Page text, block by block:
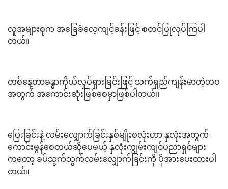
လူအများစုက အခြေခံလေ့ကျင့်ခန်းဖြင့် စတင်ပြုလုပ်ကြပါ
တယ်။
တစ်နေ့တာခန္ဓာကိုယ်လှုပ်ရှားခြင်းဖြင့် သက်ရှည်ကျန်းမာတဲ့ဘဝ
အတွက် အကောင်းဆုံးဖြစ်စေမှာဖြစ်ပါတယ်။
ပြေးခြင်းနဲ့ လမ်းလျှောက်ခြင်းနှစ်မျိုးစလုံးဟာ နှလုံးအတွက်
ကောင်းမွန်စေတယ်ဆိုပေမယ့် နှလုံးကျွမ်းကျင်ပညာရှင်များ
ကတော့ ခပ်သွက်သွက်လမ်းလျှောက်ခြင်းကို ပိုအားပေးထားပါ
တယ်။